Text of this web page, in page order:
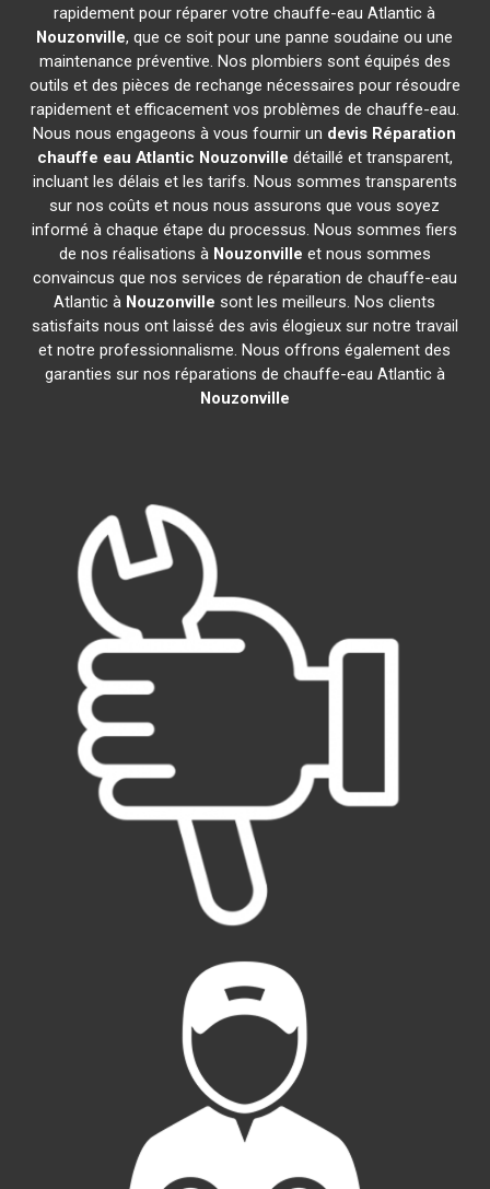
rapidement pour réparer votre chauffe-eau Atlantic à
Nouzonville, que ce soit pour une panne soudaine ou une
maintenance préventive. Nos plombiers sont équipés des
outils et des pièces de rechange nécessaires pour résoudre
rapidement et efficacement vos problèmes de chauffe-eau.
Nous nous engageons à vous fournir un devis Réparation
chauffe eau Atlantic Nouzonville détaillé et transparent,
incluant les délais et les tarifs. Nous sommes transparents
sur nos coûts et nous nous assurons que vous soyez
informé à chaque étape du processus. Nous sommes fiers
de nos réalisations à Nouzonville et nous sommes
convaincus que nos services de réparation de chauffe-eau
Atlantic à Nouzonville sont les meilleurs. Nos clients
satisfaits nous ont laissé des avis élogieux sur notre travail
et notre professionnalisme. Nous offrons également des
garanties sur nos réparations de chauffe-eau Atlantic à
Nouzonville